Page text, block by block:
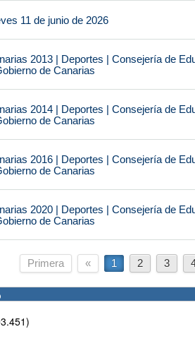
11 de junio de 2026
2013 | Deportes | Consejería de
de Canarias
2014 | Deportes | Consejería de
de Canarias
2016 | Deportes | Consejería de
de Canarias
2020 | Deportes | Consejería de
de Canarias
Primera « 1 2 3